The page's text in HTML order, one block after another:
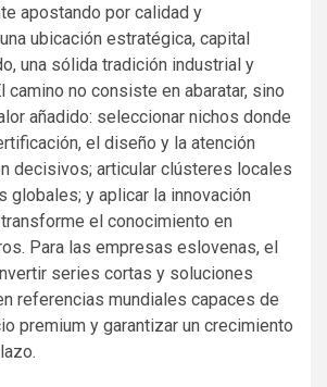
apostando por calidad y
ubicación estratégica, capital
una sólida tradición industrial y
camino no consiste en abaratar, sino
añadido: seleccionar nichos donde
el diseño y la atención
decisivos; articular clústeres locales
globales; y aplicar la innovación
el conocimiento en
Para las empresas eslovenas, el
series cortas y soluciones
referencias mundiales capaces de
premium y garantizar un crecimiento